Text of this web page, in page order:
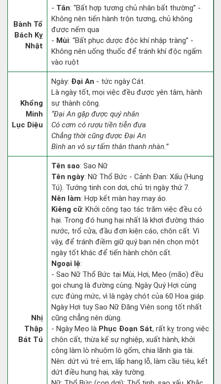
Bành Tổ
Bách Kỵ
Nhật
- Tân: “Bất hợp tương chủ nhân bất thường” -
Không nên tiến hành trộn tương, chủ không
được nếm qua
- Mùi: “Bất phục dược độc khí nhập tràng” -
Không nên uống thuốc để tránh khí độc ngấm
vào ruột
Khổng
Minh
Lục Diệu
Ngày: Đại An - tức ngày Cát.
Là ngày tốt, mọi việc đều được yên tâm, hành
sự thành công.
“Đại An gặp được quý nhân
Có cơm có rượu tiền tiễn đưa
Chẳng thời cũng được Đại An
Bình an vô sự tấm thân thanh nhàn.”
Nhị
Thập
Bát Tú
Tên sao: Sao Nữ
Tên ngày: Nữ Thổ Bức - Cảnh Đan: Xấu (Hung
Tú). Tướng tinh con dơi, chủ trị ngày thứ 7.
Nên làm: Hợp kết màn hay may áo.
Kiêng cữ: Khởi công tạo tác trăm việc đều có
hại. Trong đó hung hại nhất là khơi đường tháo
nước, trổ cửa, đầu đơn kiện cáo, chôn cất. Vì
vậy, để tránh điềm giữ quý bạn nên chọn một
ngày tốt khác để tiến hành chôn cất.
Ngoại lệ:
- Sao Nữ Thổ Bức tại Mùi, Hợi, Mẹo (mão) đều
gọi chung là đường cùng. Ngày Quý Hợi cùng
cực đúng mức, vì là ngày chót của 60 Hoa giáp.
Ngày Hợi tuy Sao Nữ Đăng Viên song tốt nhất
cũng chẳng nên dùng.
- Ngày Mẹo là Phục Đoạn Sát, rất kỵ trong việc
chôn cất, thừa kế sự nghiệp, xuất hành, khởi
công làm lò nhuộm lò gốm, chia lãnh gia tài.
Nên: dứt vú trẻ em, lấp hang lỗ, làm cầu tiêu, kết
dứt điều hung hại, xây tường.